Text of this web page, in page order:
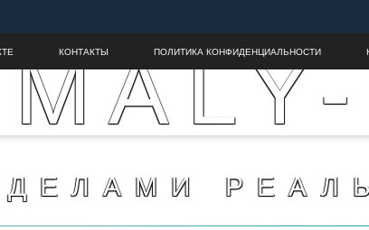
КОНТАКТЫ ПОЛИТИКА КОНФИДЕНЦИАЛЬНОСТИ